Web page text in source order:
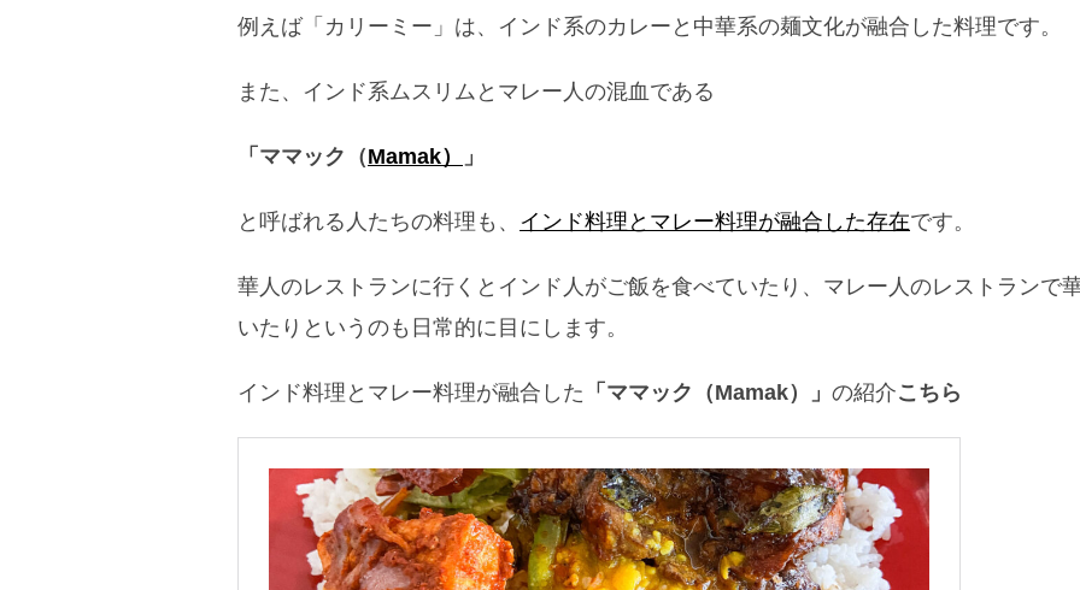
例えば「カリーミー」は、インド系のカレーと中華系の麺文化が融合した料理です。
また、インド系ムスリムとマレー人の混血である
「ママック（Mamak） 」
と呼ばれる人たちの料理も、 インド料理とマレー料理が融合した存在です。
華人のレストランに行くとインド人がご飯を食べていたり、マレー人のレストランで
いたりというのも日常的に目にします。
インド料理とマレー料理が融合した 「ママック（Mamak）」 の紹介こちら